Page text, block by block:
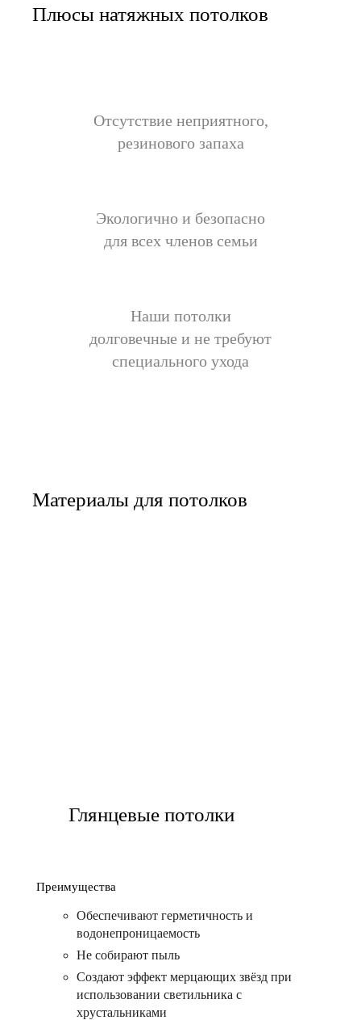
Плюсы натяжных потолков
Отсутствие неприятного,
резинового запаха
Экологично и безопасно
для всех членов семьи
Наши потолки
долговечные и не требуют
специального ухода
Материалы для потолков
Глянцевые потолки
Преимущества
Обеспечивают герметичность и
водонепроницаемость
Не собирают пыль
Создают эффект мерцающих звёзд при
использовании светильника с
хрустальниками